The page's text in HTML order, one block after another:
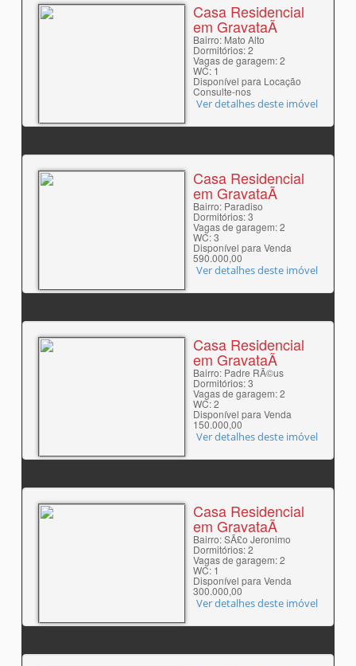
Casa Residencial
em GravataÃ­
Bairro: Mato Alto
Dormitórios: 2
Vagas de garagem: 2
WC: 1
Disponível para Locação
Consulte-nos
Ver detalhes deste imóvel
Casa Residencial
em GravataÃ­
Bairro: Paradiso
Dormitórios: 3
Vagas de garagem: 2
WC: 3
Disponível para Venda
590.000,00
Ver detalhes deste imóvel
Casa Residencial
em GravataÃ­
Bairro: Padre RÃ©us
Dormitórios: 3
Vagas de garagem: 2
WC: 2
Disponível para Venda
150.000,00
Ver detalhes deste imóvel
Casa Residencial
em GravataÃ­
Bairro: SÃ£o Jeronimo
Dormitórios: 2
Vagas de garagem: 2
WC: 1
Disponível para Venda
300.000,00
Ver detalhes deste imóvel